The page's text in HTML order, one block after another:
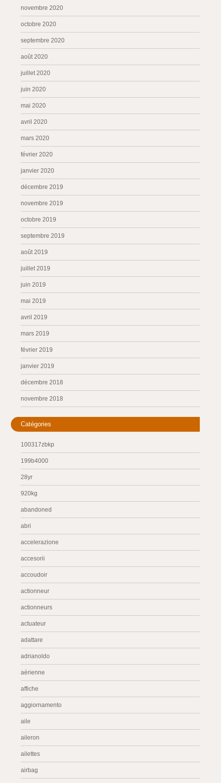
novembre 2020
octobre 2020
septembre 2020
août 2020
juillet 2020
juin 2020
mai 2020
avril 2020
mars 2020
février 2020
janvier 2020
décembre 2019
novembre 2019
octobre 2019
septembre 2019
août 2019
juillet 2019
juin 2019
mai 2019
avril 2019
mars 2019
février 2019
janvier 2019
décembre 2018
novembre 2018
Catégories
100317zbkp
199b4000
28yr
920kg
abandoned
abri
accelerazione
accesorii
accoudoir
actionneur
actionneurs
actuateur
adattare
adrianoldo
aérienne
affiche
aggiornamento
aile
aileron
ailettes
airbag